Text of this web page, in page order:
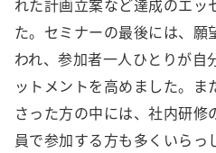
た。セミナーの最後には、
われ、参加者一人ひとりが自
ットメントを高めました。
さった方の中には、社内研
員で参加する方も多くいらっ